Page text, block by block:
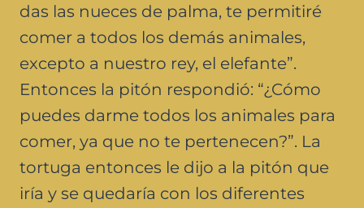
das las nueces de palma, te permitiré
comer a todos los demás animales,
excepto a nuestro rey, el elefante”.
Entonces la pitón respondió: “¿Cómo
puedes darme todos los animales para
comer, ya que no te pertenecen?”. La
tortuga entonces le dijo a la pitón que
iría y se quedaría con los diferentes